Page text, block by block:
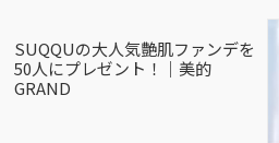
SUQQUの大人気艶肌ファンデを
50人にプレゼント！｜美的
GRAND